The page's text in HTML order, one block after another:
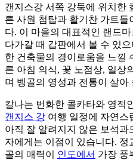
갠지스강 서쪽 강둑에 위치한
른 사원 첨탑과 활기찬 가트들
다. 이 마을의 대표적인 랜드
다가갈 때 갑판에서 볼 수 있
한 건축물의 경이로움을 느낄
른 아침 의식, 꽃 노점상, 일상
며 벵골의 영성과 전통이 살
칼나는 번화한 콜카타와 영적
갠지스 강 여행 일정에 자연스
아직 잘 알려지지 않은 보석과
자에게는 이점이 있습니다. 정
골의 매력이 인도에서 가장 풍